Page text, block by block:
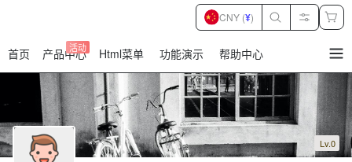
首页 产品中心
活动 Html菜单 功能演示 帮助中心
CNY (¥)
Lv.0